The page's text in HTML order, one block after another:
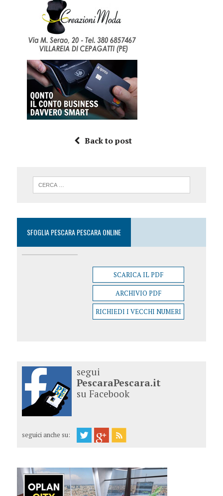
Back to post
SFOGLIA PESCARA PESCARA ONLINE
SCARICA IL PDF
ARCHIVIO PDF
RICHIEDI I VECCHI NUMERI
segui
PescaraPescara.it
su Facebook
seguici anche su: